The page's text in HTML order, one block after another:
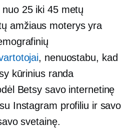
25 iki 45 metų
amžiaus moterys yra
, nenuostabu, kad
kūrinius randa
Betsy savo internetinę
Instagram profiliu ir savo
svetainę.